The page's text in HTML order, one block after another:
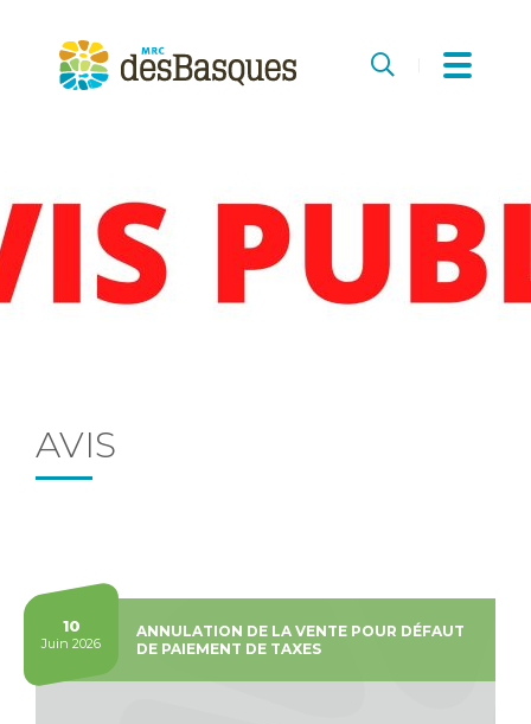
des
Basques
Recherche
AVIS
144
articlesANNULATION DE LA VENTE POUR DÉFAUT
DE PAIEMENT DE TAXES
10
Juin 2026